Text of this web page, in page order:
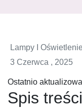
Lampy I
3 Czerwca , 2025
Ostatnio
Spis treści